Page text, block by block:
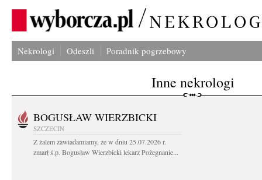
Nekrologi Odeszli Poradnik pogrzebowy
Inne nekrologi
BOGUSŁAW WIERZBICKI
SZCZECIN
Z żalem zawiadamiamy, że w dniu 25.07.2026 r.
zmarł ś.p. Bogusław Wierzbicki lekarz Pożegnanie...